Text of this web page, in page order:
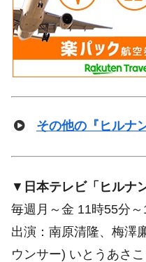
その他の『ヒルナ
▼ 日本テレビ「ヒルナ
毎週月～金 11時55分
出演：南原清隆、梅澤
ウンサー) いとうあさ